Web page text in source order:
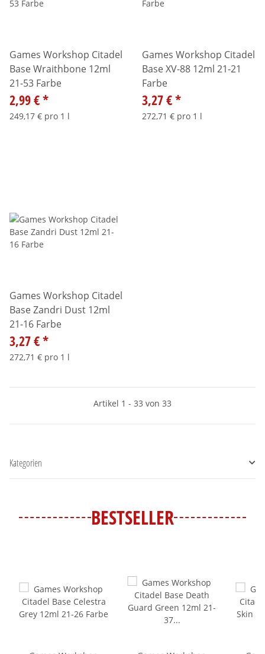
Games Workshop Citadel
Base Wraithbone 12ml
21-53 Farbe
2,99 €*
249,17 € pro 1 l
Games Workshop Citadel
Base XV-88 12ml 21-21
Farbe
3,27 €*
272,71 € pro 1 l
Games Workshop Citadel
Base Zandri Dust 12ml
21-16 Farbe
3,27 €*
272,71 € pro 1 l
Artikel 1 - 33 von 33
Kategorien
BESTSELLER